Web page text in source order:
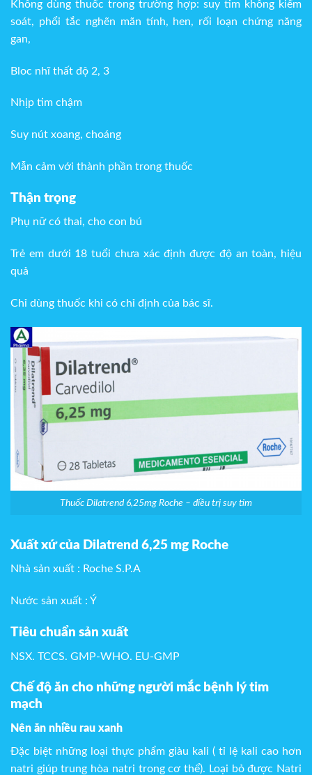
Không dùng thuốc trong trường hợp: suy tim không kiểm
soát, phổi tắc nghẽn mãn tính, hen, rối loạn chứng năng
gan,
Bloc nhĩ thất độ 2, 3
Nhịp tim chậm
Suy nút xoang, choáng
Mẫn cảm với thành phần trong thuốc
Thận trọng
Phụ nữ có thai, cho con bú
Trẻ em dưới 18 tuổi chưa xác định được độ an toàn, hiệu
quả
Chỉ dùng thuốc khi có chỉ định của bác sĩ.
Thuốc Dilatrend 6,25mg Roche – điều trị suy tim
Xuất xứ của Dilatrend 6,25 mg Roche
Nhà sản xuất : Roche S.P.A
Nước sản xuất : Ý
Tiêu chuẩn sản xuất
NSX. TCCS. GMP-WHO. EU-GMP
Chế độ ăn cho những người mắc bệnh lý tim
mạch
Nên ăn nhiều rau xanh
Đặc biệt những loại thực phẩm giàu kali ( tỉ lệ kali cao hơn
natri giúp trung hòa natri trong cơ thể). Loại bỏ được Natri